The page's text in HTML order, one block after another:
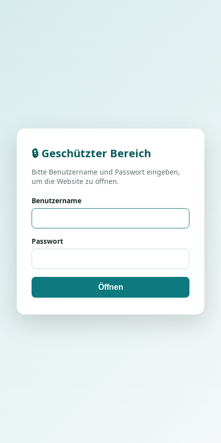
🔒 Geschützter Bereich
Bitte Benutzername und Passwort eingeben,
um die Website zu öffnen.
Benutzername
Passwort
Öffnen